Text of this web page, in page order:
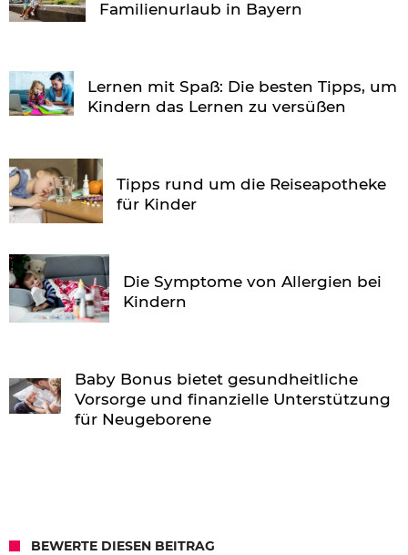
Familienurlaub in Bayern
Lernen mit Spaß: Die besten Tipps, um
Kindern das Lernen zu versüßen
Tipps rund um die Reiseapotheke
für Kinder
Die Symptome von Allergien bei
Kindern
Baby Bonus bietet gesundheitliche
Vorsorge und finanzielle Unterstützung
für Neugeborene
BEWERTE DIESEN BEITRAG